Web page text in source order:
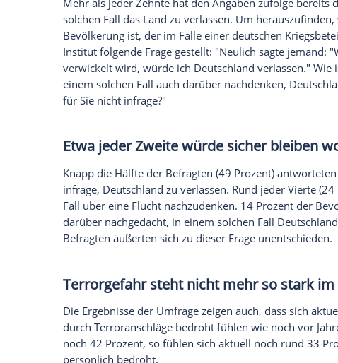
Für den Sicherheitsreport 2026 waren
Menschen im Alter ab 16 Jahren befragt
Kriegsgefahr für Deutschland?
Die Meinungsforscher wollten von ihnen
dass Deutschland selbst in den
wahrscheinlich halten dies zwar lediglich
Prozent denken allerdings, dass dies "eher
äußerten sich unentschieden. Dass ein
40 Prozent der Menschen in Deutschland;
unwahrscheinlich.
Einige haben schon über Flucht
Mehr als jeder Zehnte hat den Angaben
solchen Fall das Land zu verlassen. Um